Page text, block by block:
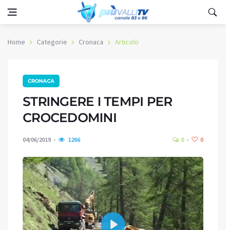
Home Categorie Cronaca Articolo
CRONACA
STRINGERE I TEMPI PER
CROCEDOMINI
04/06/2019 1266 0 0